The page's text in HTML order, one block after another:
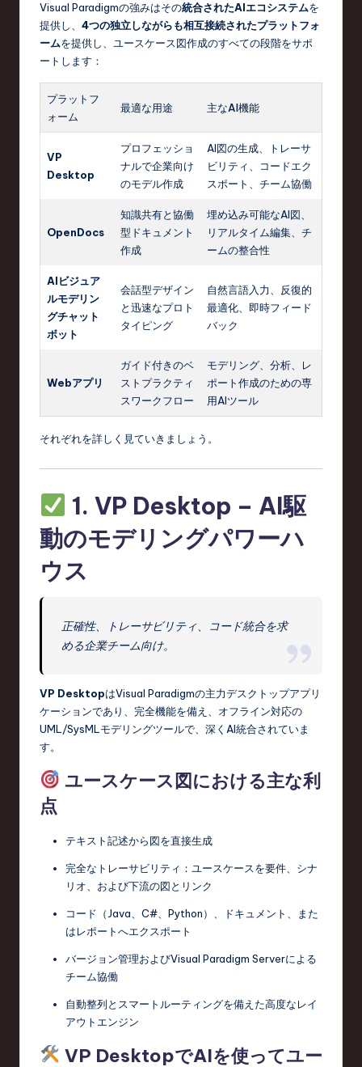
Visual Paradigmの強みはその統合されたAIエコシステムを
提供し、 4つの独立しながらも相互接続されたプラットフォ
ームを提供し、ユースケース図作成のすべての段階をサポ
ートします：
プラットフ
ォーム
最適な用途 主なAI機能
VP
Desktop
プロフェッショ
ナルで企業向け
のモデル作成
AI図の生成、トレーサ
ビリティ、コードエク
スポート、チーム協働
OpenDocs
知識共有と協働
型ドキュメント
作成
埋め込み可能なAI図、
リアルタイム編集、チ
ームの整合性
AIビジュア
ルモデリン
グチャット
ボット
会話型デザイン
と迅速なプロト
タイピング
自然言語入力、反復的
最適化、即時フィード
バック
Webアプリ
ガイド付きのベ
ストプラクティ
スワークフロー
モデリング、分析、レ
ポート作成のための専
用AIツール
それぞれを詳しく見ていきましょう。
1. VP Desktop – AI駆
動のモデリングパワーハ
ウス
正確性、トレーサビリティ、コード統合を求
める企業チーム向け。
VP DesktopはVisual Paradigmの主力デスクトップアプリ
ケーションであり、完全機能を備え、オフライン対応の
UML/SysMLモデリングツールで、深くAI統合されていま
す。
ユースケース図における主な利
点
テキスト記述から図を直接生成
完全なトレーサビリティ：ユースケースを要件、シナ
リオ、および下流の図とリンク
コード（Java、C#、Python）、ドキュメント、また
はレポートへエクスポート
バージョン管理およびVisual Paradigm Serverによる
チーム協働
自動整列とスマートルーティングを備えた高度なレイ
アウトエンジン
VP DesktopでAIを使ってユー